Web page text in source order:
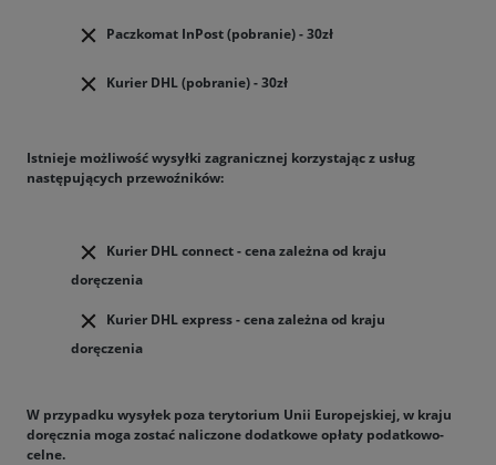
Paczkomat InPost (pobranie) - 30zł
Kurier DHL (pobranie) - 30zł
Istnieje możliwość wysyłki zagranicznej korzystając z usług
następujących przewoźników:
Kurier DHL connect - cena zależna od kraju
doręczenia
Kurier DHL express - cena zależna od kraju
doręczenia
W przypadku wysyłek poza terytorium Unii Europejskiej, w kraju
doręcznia moga zostać naliczone dodatkowe opłaty podatkowo-
celne.